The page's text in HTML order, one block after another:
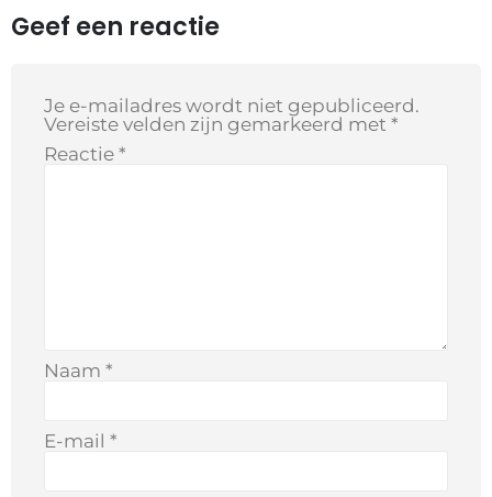
Geef een reactie
Je e-mailadres wordt niet gepubliceerd.
Vereiste velden zijn gemarkeerd met *
Reactie *
Naam *
E-mail *